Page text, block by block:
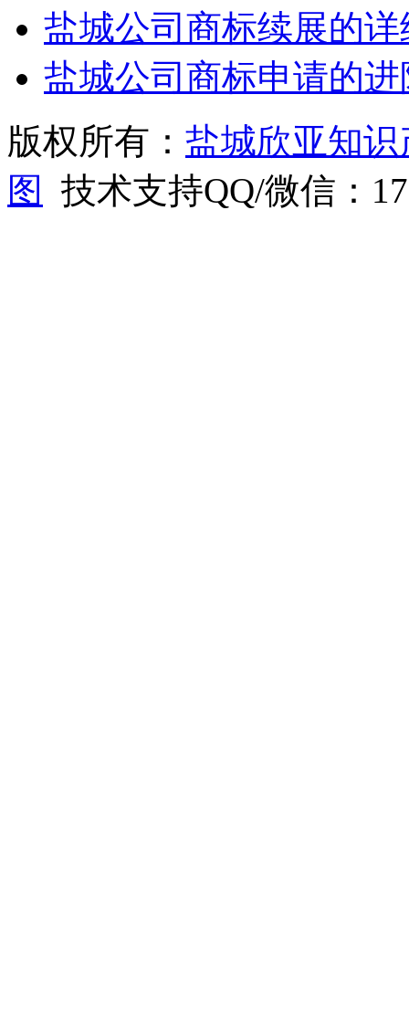
盐城公司商标续展的
盐城公司商标申请的
版权所有： 盐城欣亚知
图
技术支持QQ/微信：